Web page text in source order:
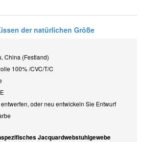
der natürlichen Größe
China (Festland)
100% /CVC/T/C
oder neu entwickeln Sie Entwurf
Jacquardwebstuhlgewebe